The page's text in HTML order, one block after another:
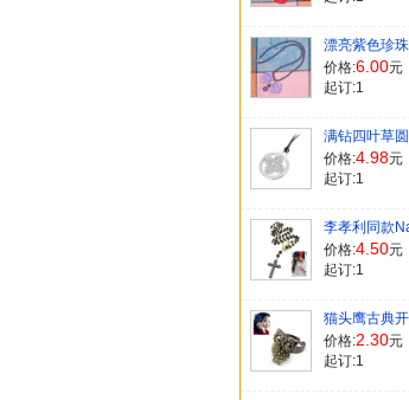
漂亮紫色珍
链[韩国明星]
价格:6.00元
起订:1
满钻四叶草
衣长项链[韩
价格:4.98元
起订:1
李孝利同款
字架韩版珠子
链[韩国明星]
价格:4.50元
起订:1
猫头鹰古典
[韩国明星]
价格:2.30元
起订:1